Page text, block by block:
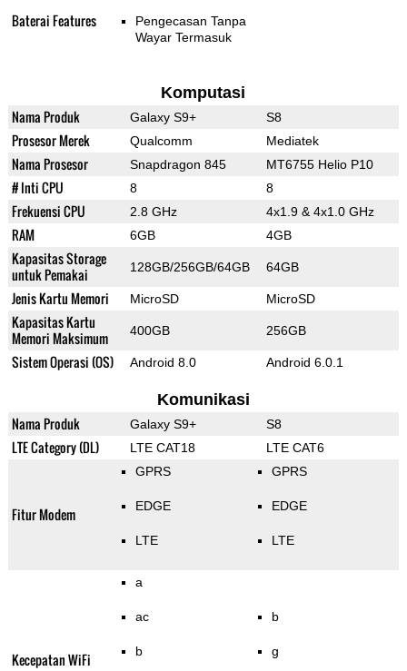
Baterai Features
Pengecasan Tanpa
Wayar Termasuk
Komputasi
Nama Produk Galaxy S9+ S8
Prosesor Merek Qualcomm Mediatek
Nama Prosesor Snapdragon 845 MT6755 Helio P10
# Inti CPU 8 8
Frekuensi CPU 2.8 GHz 4x1.9 & 4x1.0 GHz
RAM 6GB 4GB
Kapasitas Storage
untuk Pemakai
128GB/256GB/64GB 64GB
Jenis Kartu Memori MicroSD MicroSD
Kapasitas Kartu
Memori Maksimum
400GB 256GB
Sistem Operasi (OS) Android 8.0 Android 6.0.1
Komunikasi
Nama Produk Galaxy S9+ S8
LTE Category (DL) LTE CAT18 LTE CAT6
Fitur Modem
GPRS
EDGE
LTE
GPRS
EDGE
LTE
Kecepatan WiFi
a
ac
b
b
g